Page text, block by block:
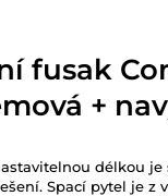
fusak
+
délkou
Spací pytel je z